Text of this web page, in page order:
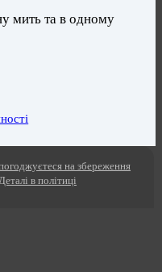
мить та в одному
на збереження
в політиці